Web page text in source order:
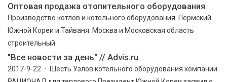
Оптовая продажа отопительного оборудования
Производство котлов и котельного оборудования. Пермский
Южной Кореи и Тайваня. Москва и Московская область
строительный
"Все новости за день" // Advis.ru
2017-9-22 · Шесть Узлов котельного оборудования компании